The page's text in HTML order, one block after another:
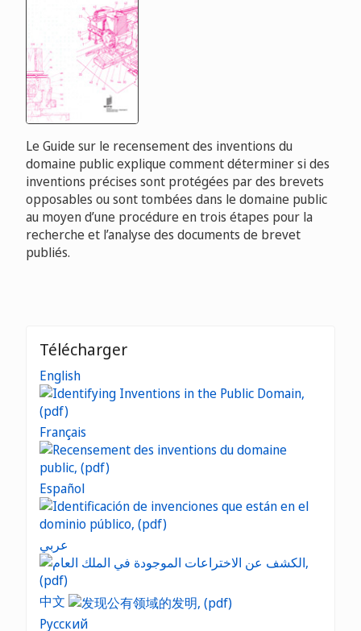
Le Guide sur le recensement des inventions du
domaine public explique comment déterminer si des
inventions précises sont protégées par des brevets
opposables ou sont tombées dans le domaine public
au moyen d’une procédure en trois étapes pour la
recherche et l’analyse des documents de brevet
publiés.
Télécharger
English
Français
Español
عربي
中文
Русский